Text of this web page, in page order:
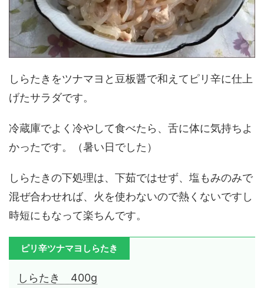
しらたきをツナマヨと豆板醤で和えてピリ辛に仕上
げたサラダです。
冷蔵庫でよく冷やして食べたら、舌に体に気持ちよ
かったです。（暑い日でした）
しらたきの下処理は、下茹ではせず、塩もみのみで
混ぜ合わせれば、火を使わないので熱くないですし
時短にもなって楽ちんです。
ピリ辛ツナマヨしらたき
しらたき 400g